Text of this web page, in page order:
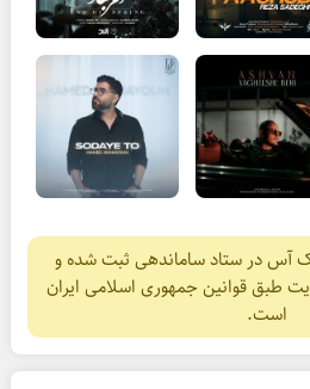
آس در ستاد ساماندهی ثبت شده و
طبق قوانین جمهوری اسلامی ایران
است.